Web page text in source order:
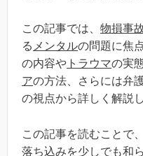
この記事では、 物損事
る メンタルの問題に焦
の内容や トラウマの実
アの方法、さらには弁
の視点から詳しく解説し
この記事を読むことで
落ち込みを少しでも和